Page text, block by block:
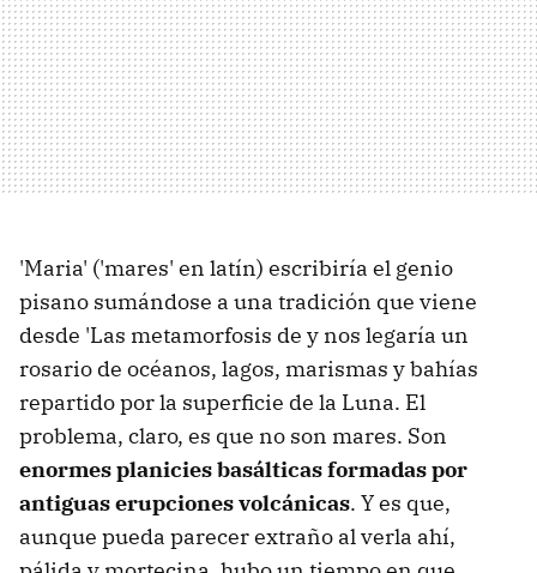
'Maria' ('mares' en latín) escribiría el genio
pisano sumándose a una tradición que viene
desde 'Las metamorfosis de y nos legaría un
rosario de océanos, lagos, marismas y bahías
repartido por la superficie de la Luna. El
problema, claro, es que no son mares. Son
enormes planicies basálticas formadas por
antiguas erupciones volcánicas. Y es que,
aunque pueda parecer extraño al verla ahí,